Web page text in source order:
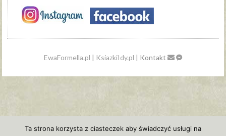
EwaFormella.pl | KsiazkiIdy.pl | Kontakt
Ta strona korzysta z ciasteczek aby świadczyć usługi na